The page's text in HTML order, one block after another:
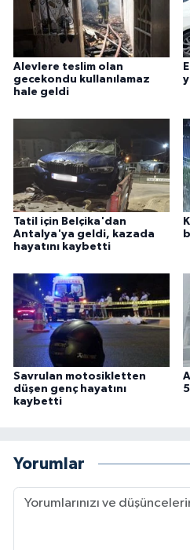
Alevlere teslim olan
gecekondu kullanılamaz
hale geldi
Tatil için Belçika'dan
Antalya'ya geldi, kazada
hayatını kaybetti
Savrulan motosikletten
düşen genç hayatını
kaybetti
Yorumlar